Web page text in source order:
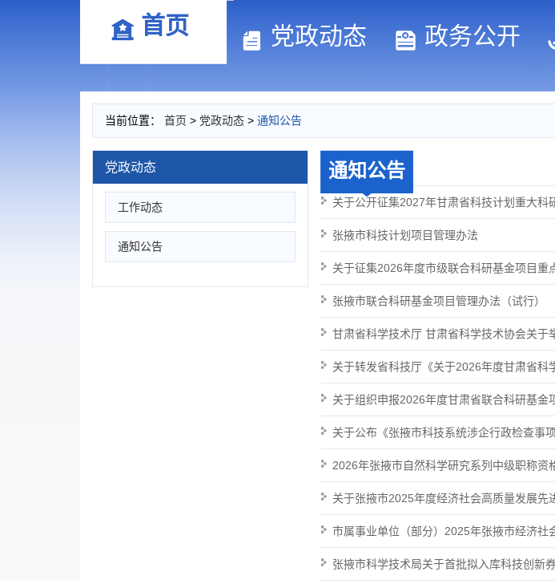
首页 党政动态 政务公开
当前位置： 首页 > 党政动态 > 通知公告
党政动态
工作动态
通知公告
通知公告
关于公开征集2027年甘肃省科技计划重大科
张掖市科技计划项目管理办法
关于征集2026年度市级联合科研基金项目重
张掖市联合科研基金项目管理办法（试行）
甘肃省科学技术厅 甘肃省科学技术协会关
关于转发省科技厅《关于2026年度甘肃省科
关于组织申报2026年度甘肃省联合科研基金
关于公布《张掖市科技系统涉企行政检查事
2026年张掖市自然科学研究系列中级职称资
关于张掖市2025年度经济社会高质量发展
市属事业单位（部分）2025年张掖市经济社
张掖市科学技术局关于首批拟入库科技创新